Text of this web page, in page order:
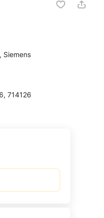
Siemens
714126